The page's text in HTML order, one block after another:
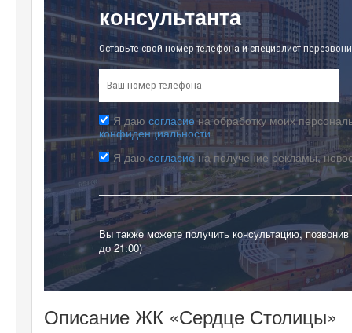
консультанта
Оставьте свой номер телефона и специалист
Я даю согласие на обработку моих
конфиденциальности
Я даюсогласиена получение рекламы,
Вы также можете получить консультацию,
до 21:00)
Описание ЖК «Сердце Столицы»